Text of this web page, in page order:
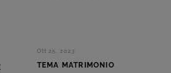
Ott 25, 2023
TEMA MATRIMONIO